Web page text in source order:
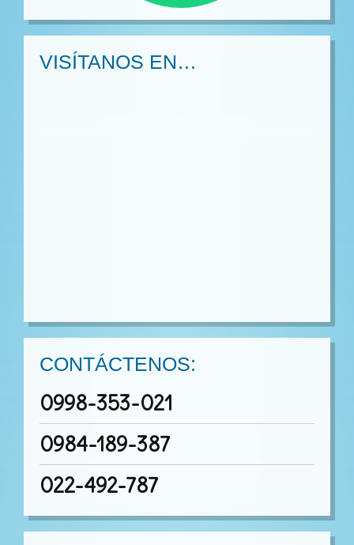
VISÍTANOS EN…
CONTÁCTENOS:
0998-353-021
0984-189-387
022-492-787